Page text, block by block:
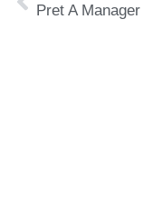
Pret A Manager